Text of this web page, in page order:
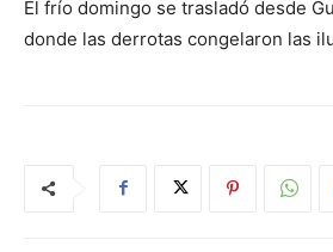
El frío domingo se trasladó desde
donde las derrotas congelaron las